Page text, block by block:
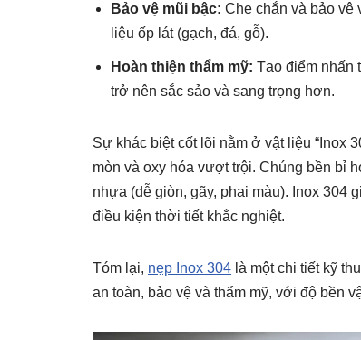
Bảo vệ mũi bậc: Che chắn và bảo vệ
liệu ốp lát (gạch, đá, gỗ).
Hoàn thiện thẩm mỹ: Tạo điểm nhấn
trở nên sắc sảo và sang trọng hơn.
Sự khác biệt cốt lõi nằm ở vật liệu “Inox
mòn và oxy hóa vượt trội. Chúng bền bỉ
nhựa (dễ giòn, gãy, phai màu). Inox 304
điều kiện thời tiết khắc nghiệt.
Tóm lại, nẹp Inox 304 là một chi tiết kỹ
an toàn, bảo vệ và thẩm mỹ, với độ bền